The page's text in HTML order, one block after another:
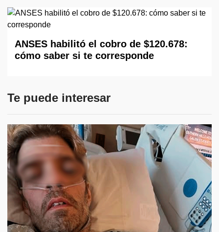
ANSES habilitó el cobro de $120.678:
cómo saber si te corresponde
Te puede interesar